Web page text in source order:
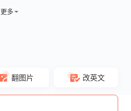
更多
翻图片 改英文